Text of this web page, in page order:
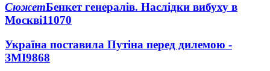
СюжетБенкет генералів. Наслідки вибуху в
Москві11070
Україна поставила Путіна перед дилемою -
ЗМІ9868